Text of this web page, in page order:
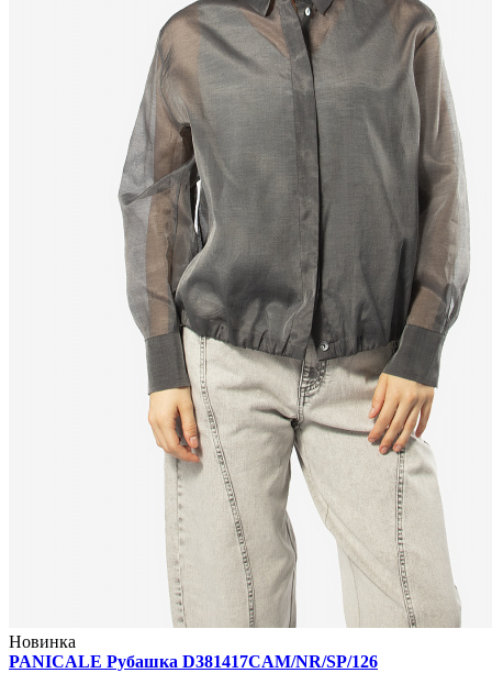
Новинка
PANICALE Рубашка D381417CAM/NR/SP/126